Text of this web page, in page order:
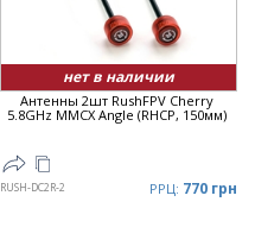
нет в наличии
Антенны 2шт RushFPV Cherry
5.8GHz MMCX Angle (RHCP, 150мм)
RUSH-DC2R-2 РРЦ: 770 грн